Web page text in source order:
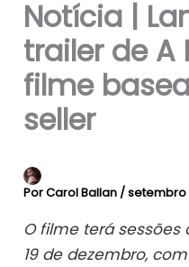
Notícia |
trailer de A
filme
seller
PorCarol Ballan /setembro
O filme terá
19 de dezembro,